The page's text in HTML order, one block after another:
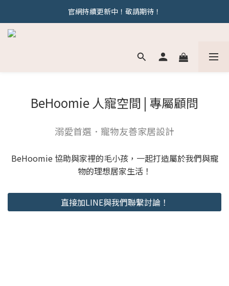
官網持續更新中！敬請期待！
官網持續更新中！敬請期待！
官網持續更新中！敬請期待！
BeHoomie 人寵空間 | 專屬顧問
溺愛首選．寵物友善家居設計
BeHoomie 協助與家裡的毛小孩，一起打造屬於我們與寵
物的理想居家生活！
直接加LINE與我們聯繫討論！